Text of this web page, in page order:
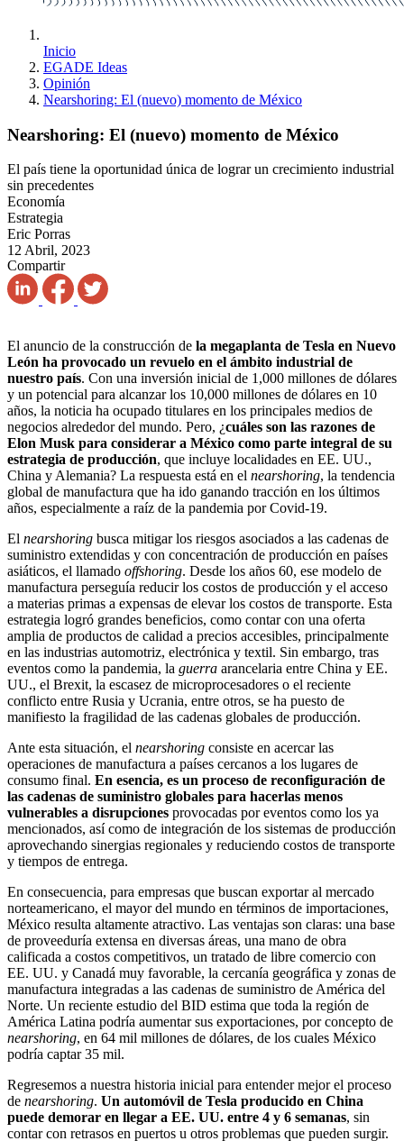
Inicio
EGADE Ideas
Opinión
Nearshoring: El (nuevo) momento de México
Nearshoring: El (nuevo) momento de México
El país tiene la oportunidad única de lograr un crecimiento industrial
sin precedentes
Economía
Estrategia
Eric Porras
12 Abril, 2023
Compartir
El anuncio de la construcción de la megaplanta de Tesla en Nuevo
León ha provocado un revuelo en el ámbito industrial de
nuestro país. Con una inversión inicial de 1,000 millones de dólares
y un potencial para alcanzar los 10,000 millones de dólares en 10
años, la noticia ha ocupado titulares en los principales medios de
negocios alrededor del mundo. Pero, ¿cuáles son las razones de
Elon Musk para considerar a México como parte integral de su
estrategia de producción, que incluye localidades en EE. UU.,
China y Alemania? La respuesta está en el nearshoring, la tendencia
global de manufactura que ha ido ganando tracción en los últimos
años, especialmente a raíz de la pandemia por Covid-19.
El nearshoring busca mitigar los riesgos asociados a las cadenas de
suministro extendidas y con concentración de producción en países
asiáticos, el llamado offshoring. Desde los años 60, ese modelo de
manufactura perseguía reducir los costos de producción y el acceso
a materias primas a expensas de elevar los costos de transporte. Esta
estrategia logró grandes beneficios, como contar con una oferta
amplia de productos de calidad a precios accesibles, principalmente
en las industrias automotriz, electrónica y textil. Sin embargo, tras
eventos como la pandemia, la guerra arancelaria entre China y EE.
UU., el Brexit, la escasez de microprocesadores o el reciente
conflicto entre Rusia y Ucrania, entre otros, se ha puesto de
manifiesto la fragilidad de las cadenas globales de producción.
Ante esta situación, el nearshoring consiste en acercar las
operaciones de manufactura a países cercanos a los lugares de
consumo final. En esencia, es un proceso de reconfiguración de
las cadenas de suministro globales para hacerlas menos
vulnerables a disrupciones provocadas por eventos como los ya
mencionados, así como de integración de los sistemas de producción
aprovechando sinergias regionales y reduciendo costos de transporte
y tiempos de entrega.
En consecuencia, para empresas que buscan exportar al mercado
norteamericano, el mayor del mundo en términos de importaciones,
México resulta altamente atractivo. Las ventajas son claras: una base
de proveeduría extensa en diversas áreas, una mano de obra
calificada a costos competitivos, un tratado de libre comercio con
EE. UU. y Canadá muy favorable, la cercanía geográfica y zonas de
manufactura integradas a las cadenas de suministro de América del
Norte. Un reciente estudio del BID estima que toda la región de
América Latina podría aumentar sus exportaciones, por concepto de
nearshoring, en 64 mil millones de dólares, de los cuales México
podría captar 35 mil.
Regresemos a nuestra historia inicial para entender mejor el proceso
de nearshoring. Un automóvil de Tesla producido en China
puede demorar en llegar a EE. UU. entre 4 y 6 semanas, sin
contar con retrasos en puertos u otros problemas que pueden surgir.